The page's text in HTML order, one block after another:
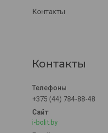
Контакты
Контакты
+375 (44) 784-88-48
i-bolit.by